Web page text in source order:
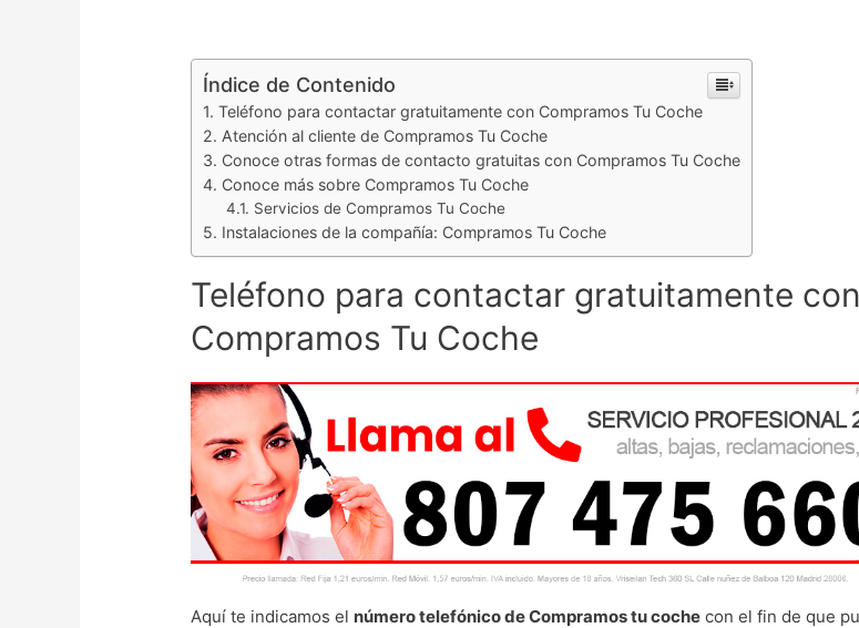
Índice de Contenido
Teléfono para contactar gratuitamente con Compramos Tu Coche
Atención al cliente de Compramos Tu Coche
Conoce otras formas de contacto gratuitas con Compramos Tu Coche
Conoce más sobre Compramos Tu Coche
Servicios de Compramos Tu Coche
Instalaciones de la compañía: Compramos Tu Coche
Teléfono para contactar gratuitamente con
Compramos Tu Coche
Aquí te indicamos el número telefónico de Compramos tu coche con el fin de que